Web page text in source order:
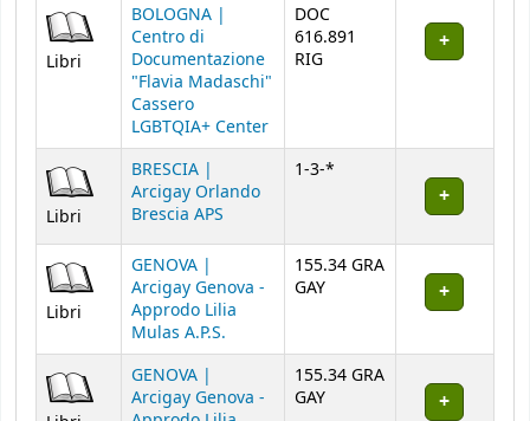
Libri
BOLOGNA |
Centro di
Documentazione
"Flavia Madaschi"
Cassero
LGBTQIA+ Center
DOC
616.891
RIG
Libri
BRESCIA |
Arcigay Orlando
Brescia APS
1-3-*
Libri
GENOVA |
Arcigay Genova -
Approdo Lilia
Mulas A.P.S.
155.34 GRA
GAY
GENOVA |
Arcigay Genova -
155.34 GRA
GAY